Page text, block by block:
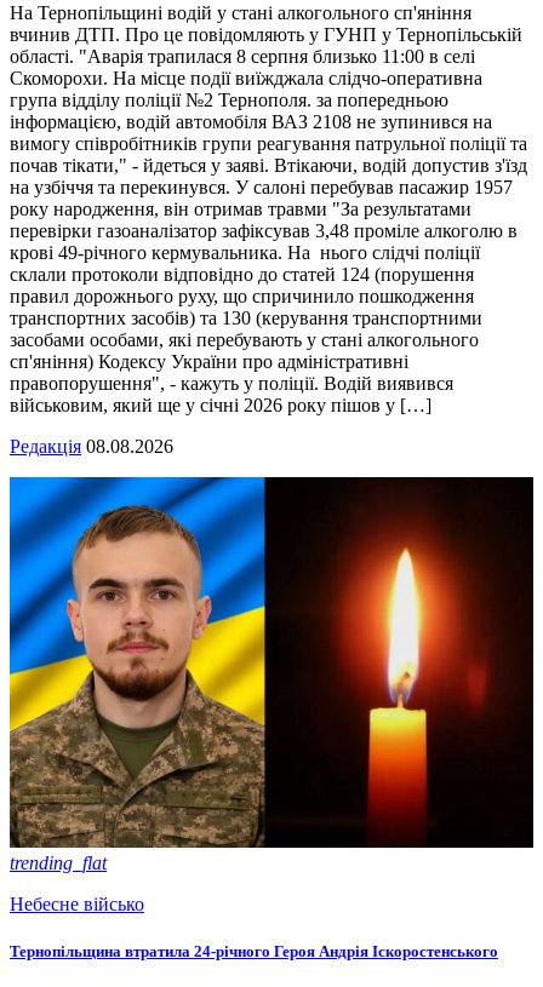
На Тернопільщині водій у стані алкогольного сп'яніння
вчинив ДТП. Про це повідомляють у ГУНП у Тернопільській
області. "Аварія трапилася 8 серпня близько 11:00 в селі
Скоморохи. На місце події виїжджала слідчо-оперативна
група відділу поліції №2 Тернополя. за попередньою
інформацією, водій автомобіля ВАЗ 2108 не зупинився на
вимогу співробітників групи реагування патрульної поліції та
почав тікати," - йдеться у заяві. Втікаючи, водій допустив з'їзд
на узбіччя та перекинувся. У салоні перебував пасажир 1957
року народження, він отримав травми "За результатами
перевірки газоаналізатор зафіксував 3,48 проміле алкоголю в
крові 49-річного кермувальника. На нього слідчі поліції
склали протоколи відповідно до статей 124 (порушення
правил дорожнього руху, що спричинило пошкодження
транспортних засобів) та 130 (керування транспортними
засобами особами, які перебувають у стані алкогольного
сп'яніння) Кодексу України про адміністративні
правопорушення", - кажуть у поліції. Водій виявився
військовим, який ще у січні 2026 року пішов у […]
Редакція 08.08.2026
trending_flat
Небесне військо
Тернопільщина втратила 24-річного Героя Андрія Іскоростенського